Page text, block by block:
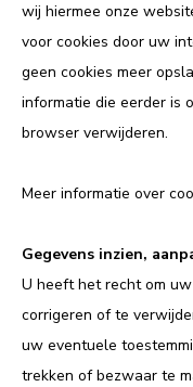
wij hiermee onze
voor cookies door uw
geen cookies meer
informatie die eerder is
browser verwijderen.
Meer informatie over
Gegevens inzien,
U heeft het recht om
corrigeren of te
uw eventuele
trekken of bezwaar te